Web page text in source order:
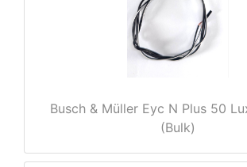
Busch & Müller Eyc N Plus 50
(Bulk)